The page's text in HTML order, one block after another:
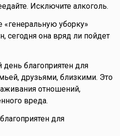
Исключите алкоголь.
«генеральную уборку»
сегодня она вряд ли пойдет
благоприятен для
друзьями, близкими. Это
отношений,
вреда.
для